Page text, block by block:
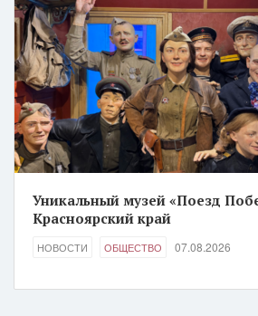
Уникальный музей «Поезд
Красноярский край
НОВОСТИ ОБЩЕСТВО 07.08.2026